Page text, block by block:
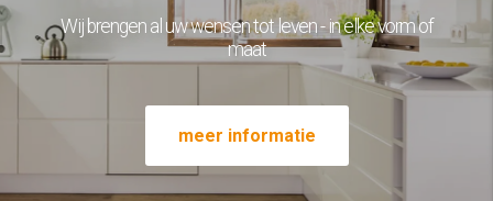
Wij brengen al uw wensen tot leven - in elke vorm of
maat
meer informatie